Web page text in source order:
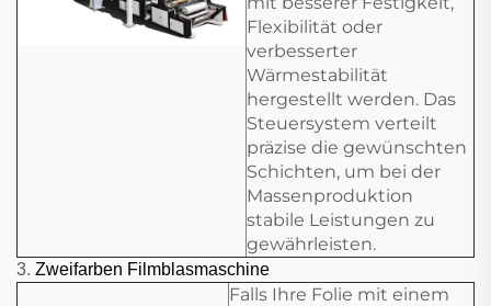
Flexibilität oder
verbesserter
Wärmestabilität
hergestellt werden. Das
Steuersystem verteilt
präzise die gewünschten
Schichten, um bei der
Massenproduktion
stabile Leistungen zu
gewährleisten.
3. Zweifarben Filmblasmaschine
Falls Ihre Folie mit einem